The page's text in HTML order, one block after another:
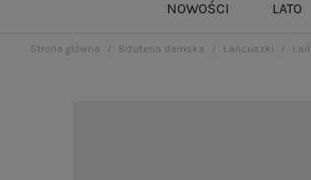
NOWOŚCI LATO
Strona główna Biżuteria damska Łańcuszki